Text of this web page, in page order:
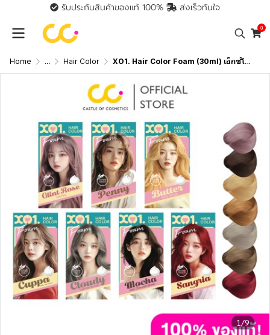
รับประกันสินค้าของแท้ 100% ส่งเร็วทันใจ
0
Home ... Hair Color XO1. Hair Color Foam (30ml) เอ็กซ์โอวัน. แฮร์ คัลเลอร์ โฟม ผลิตภัณฑ์เปลี่ยนสีผม
1/9